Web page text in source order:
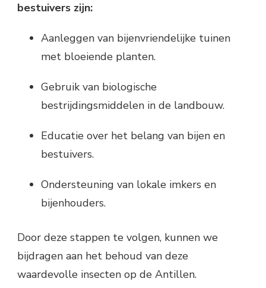
bestuivers zijn:
Aanleggen van bijenvriendelijke tuinen
met bloeiende planten.
Gebruik van biologische
bestrijdingsmiddelen in de landbouw.
Educatie over het belang van bijen en
bestuivers.
Ondersteuning van lokale imkers en
bijenhouders.
Door deze stappen te volgen, kunnen we
bijdragen aan het behoud van deze
waardevolle insecten op de Antillen.